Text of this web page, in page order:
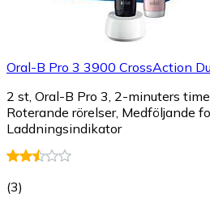
Oral-B Pro 3 3900 CrossAction
2 st, Oral-B Pro 3, 2-minuters
Roterande rörelser, Medföljande
Laddningsindikator
(3)